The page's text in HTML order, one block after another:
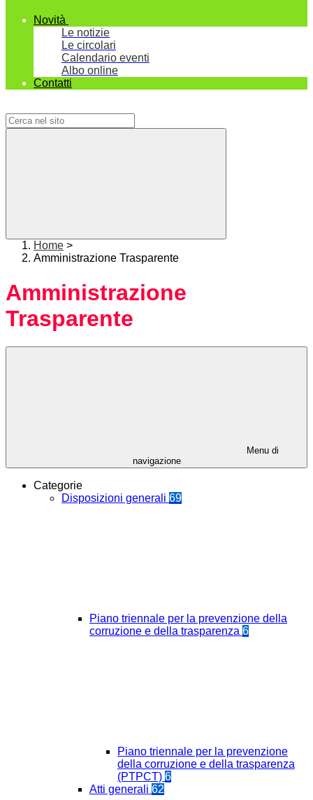
Novità
Le notizie
Le circolari
Calendario eventi
Albo online
Contatti
Home >
Amministrazione Trasparente
Amministrazione
Trasparente
Menu di
navigazione
Categorie
Disposizioni generali 69
Piano triennale per la prevenzione della
corruzione e della trasparenza 6
Piano triennale per la prevenzione
della corruzione e della trasparenza
(PTPCT) 6
Atti generali 62